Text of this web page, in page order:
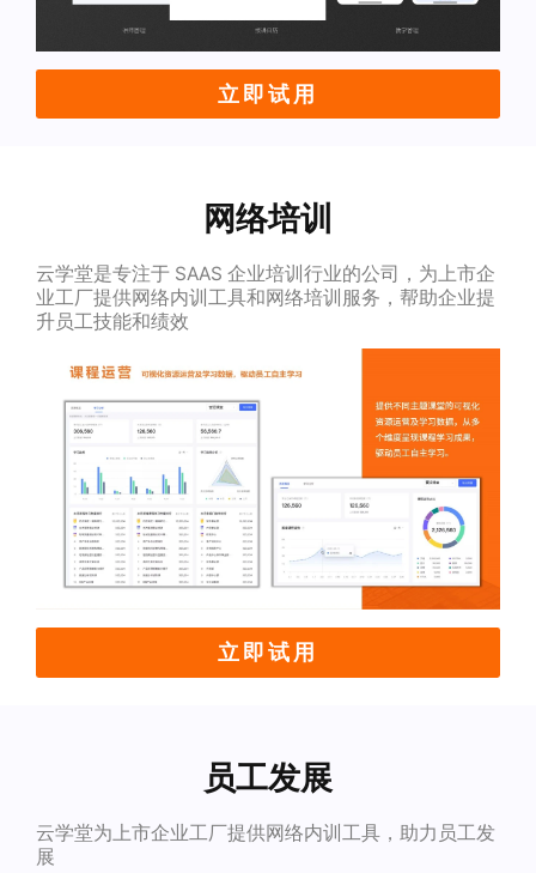
立即试用
网络培训
云学堂是专注于 SAAS 企业培训行业的公司，为上市企
业工厂提供网络内训工具和网络培训服务，帮助企业提
升员工技能和绩效
立即试用
员工发展
云学堂为上市企业工厂提供网络内训工具，助力员工发
展